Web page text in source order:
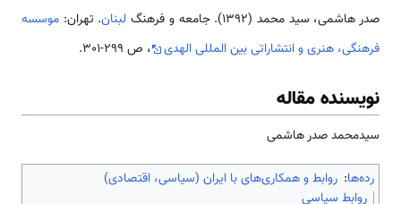
صدر هاشمی، سید محمد (1392). جامعه و فرهنگ لبنان. تهران: موسسه
فرهنگی، هنری و انتشاراتی بین المللی الهدی
، ص 299-301.
نویسنده مقاله
سیدمحمد صدر هاشمی
رده‌ها: روابط و همکاری‌های با ایران (سیاسی، اقتصادی)
روابط سیاسی